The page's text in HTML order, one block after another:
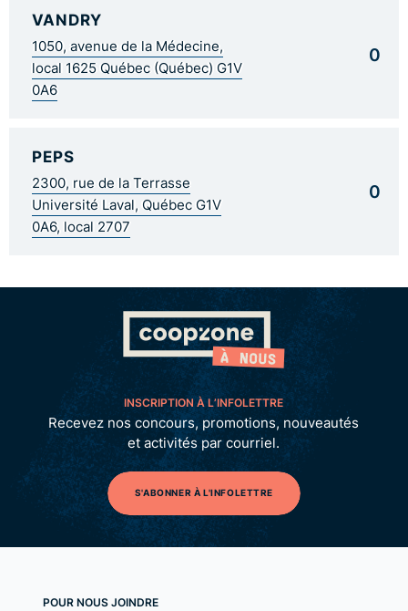
VANDRY
1050, avenue de la Médecine,
local 1625 Québec (Québec) G1V
0A6
0
PEPS
2300, rue de la Terrasse
Université Laval, Québec G1V
0A6, local 2707
0
INSCRIPTION À L’INFOLETTRE
Recevez nos concours, promotions, nouveautés
et activités par courriel.
S'ABONNER À L'INFOLETTRE
POUR NOUS JOINDRE